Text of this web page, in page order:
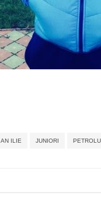
ILIE JUNIORI